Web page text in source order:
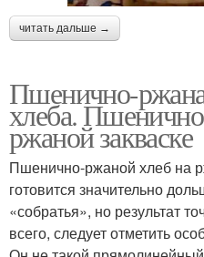
читать дальше →
Пшенично-
хлеба.
ржаной закваске
Пшенично-ржаной хлеб на
готовится значительно
«собратья», но результат
всего, следует отметить